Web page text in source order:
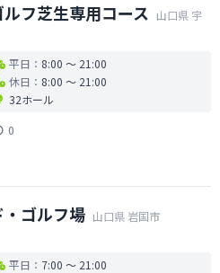
フ芝生専用コース 山口県 宇
平日： 8:00 〜 21:00
休日： 8:00 〜 21:00
32ホール
0
ゴルフ場 山口県 岩国市
平日： 7:00 〜 21:00